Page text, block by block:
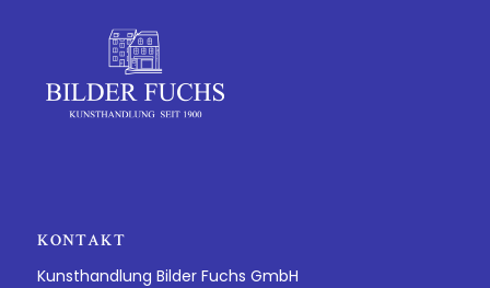
KONTAKT
Kunsthandlung Bilder Fuchs GmbH